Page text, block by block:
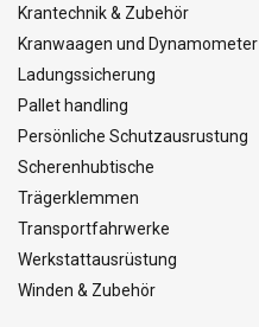
Krantechnik & Zubehör
Kranwaagen und Dynamometer
Ladungssicherung
Pallet handling
Persönliche Schutzausrustung
Scherenhubtische
Trägerklemmen
Transportfahrwerke
Werkstattausrüstung
Winden & Zubehör